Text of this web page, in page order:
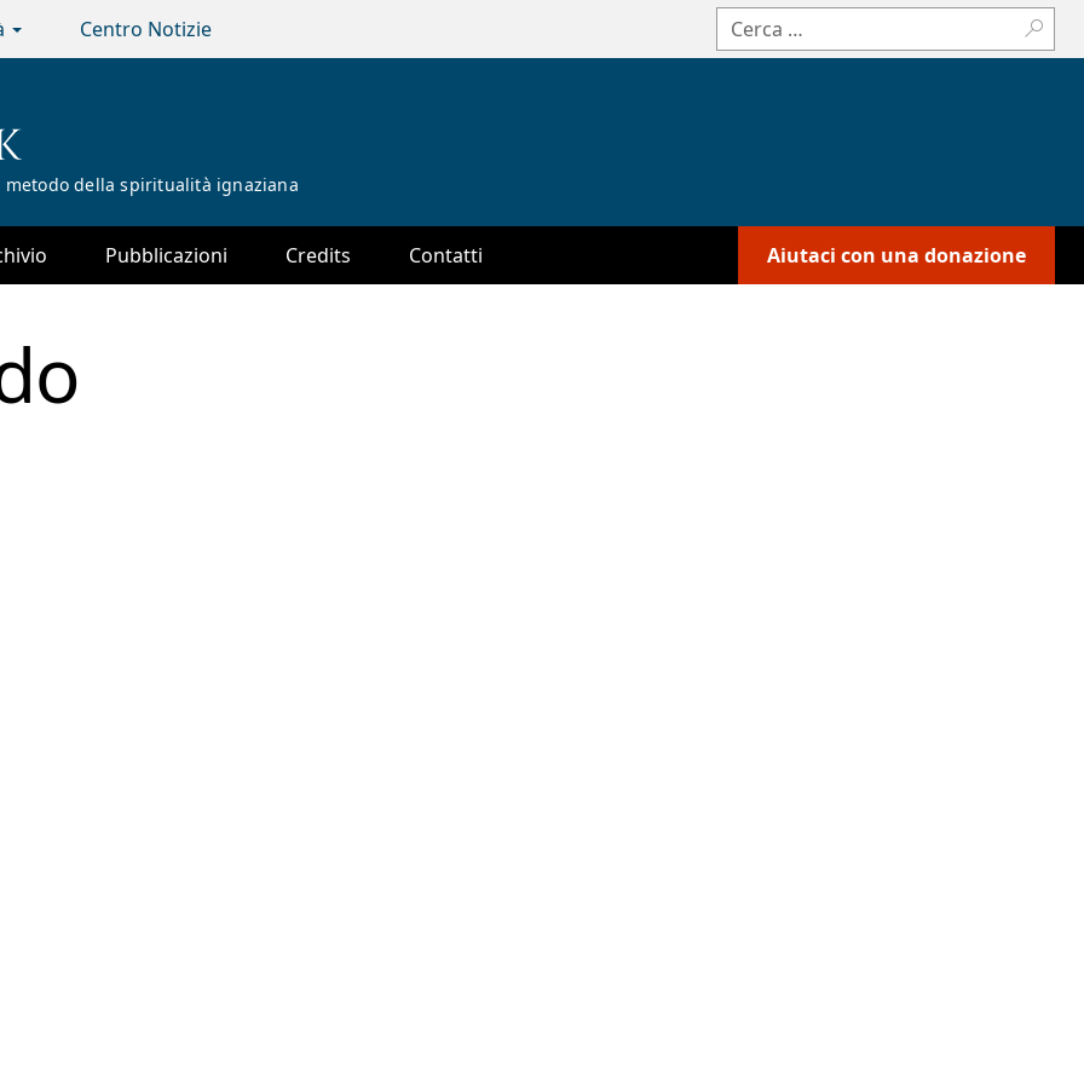
Centro Notizie
Cerca:
della spiritualità ignaziana
Pubblicazioni Credits Contatti Aiutaci con una donazione